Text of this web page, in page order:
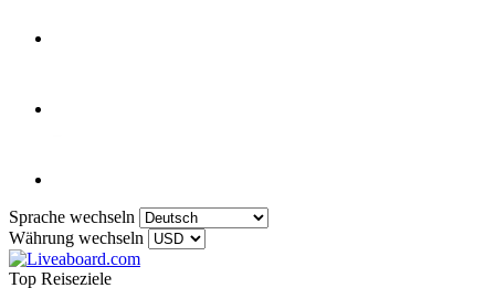
Sprache wechseln
Währung wechseln
Top Reiseziele